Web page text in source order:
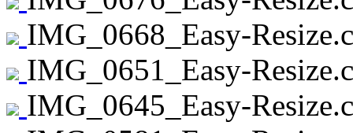
IMG_0668_Easy-
IMG_0651_Easy-
IMG_0645_Easy-